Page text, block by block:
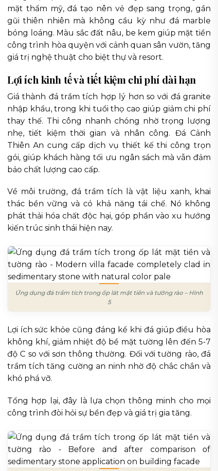
mặt thẩm mỹ, đá tạo nên vẻ đẹp sang trọng, gần
gũi thiên nhiên mà không cầu kỳ như đá marble
bóng loáng. Màu sắc đất nâu, be kem giúp mặt tiền
công trình hòa quyện với cảnh quan sân vườn, tăng
giá trị nghệ thuật cho biệt thự và resort.
Lợi ích kinh tế và tiết kiệm chi phí dài hạn
Giá thành đá trầm tích hợp lý hơn so với đá granite
nhập khẩu, trong khi tuổi thọ cao giúp giảm chi phí
thay thế. Thi công nhanh chóng nhờ trọng lượng
nhẹ, tiết kiệm thời gian và nhân công. Đá Cảnh
Thiên An cung cấp dịch vụ thiết kế thi công trọn
gói, giúp khách hàng tối ưu ngân sách mà vẫn đảm
bảo chất lượng cao cấp.
Về môi trường, đá trầm tích là vật liệu xanh, khai
thác bền vững và có khả năng tái chế. Nó không
phát thải hóa chất độc hại, góp phần vào xu hướng
kiến trúc sinh thái hiện nay.
Ứng dụng đá trầm tích trong ốp lát mặt tiền và tường rào – Hình
5
Lợi ích sức khỏe cũng đáng kể khi đá giúp điều hòa
không khí, giảm nhiệt độ bề mặt tường lên đến 5-7
độ C so với sơn thông thường. Đối với tường rào, đá
trầm tích tăng cường an ninh nhờ độ chắc chắn và
khó phá vỡ.
Tổng hợp lại, đây là lựa chọn thông minh cho mọi
công trình đòi hỏi sự bền đẹp và giá trị gia tăng.